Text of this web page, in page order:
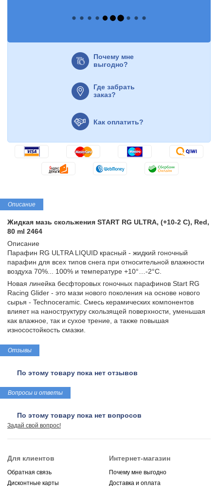
Почему мне
выгодно?
Где забрать
заказ?
Как оплатить?
Описание
Жидкая мазь скольжения START RG ULTRA, (+10-2 C), Red,
80 ml 2464
Описание
Парафин RG ULTRA LIQUID красный - жидкий гоночный
парафин для всех типов снега при относительной влажности
воздуха 70%... 100% и температуре +10°…-2°C.
Новая линейка бесфторовых гоночных парафинов Start RG
Racing Glider - это мази нового поколения на основе нового
сырья - Technoceramic. Смесь керамических компонентов
влияет на наноструктуру скользящей поверхности, уменьшая
как влажное, так и сухое трение, а также повышая
износостойкость смазки.
Отзывы
По этому товару пока нет отзывов
Вопросы и ответы
По этому товару пока нет вопросов
Задай свой вопрос!
Для клиентов
Обратная связь
Дисконтные карты
Интернет-магазин
Почему мне выгодно
Доставка и оплата